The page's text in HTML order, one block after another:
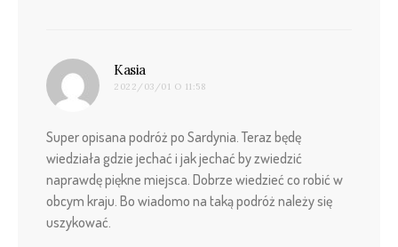
Kasia
2022/03/01 O 11:58
Super opisana podróż po Sardynia. Teraz będę
wiedziała gdzie jechać i jak jechać by zwiedzić
naprawdę piękne miejsca. Dobrze wiedzieć co robić w
obcym kraju. Bo wiadomo na taką podróż należy się
uszykować.